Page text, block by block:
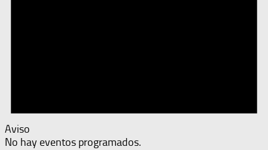
Aviso
No hay eventos programados.